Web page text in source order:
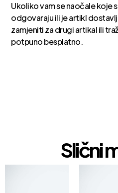
Ukoliko vam se naočale koje
odgovaraju ili je artikl
zamjeniti za drugi artikal ili
potpuno besplatno.
Slični